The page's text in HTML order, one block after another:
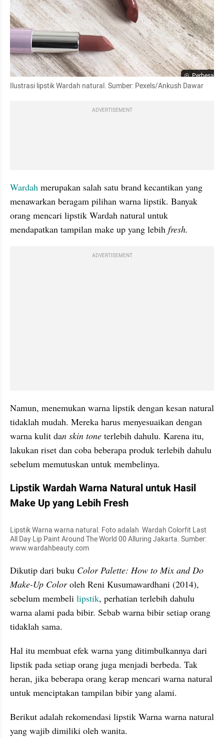
Perbesar
Ilustrasi lipstik Wardah natural. Sumber: Pexels/Ankush Dawar
ADVERTISEMENT
Wardah merupakan salah satu brand kecantikan yang
menawarkan beragam pilihan warna lipstik. Banyak
orang mencari lipstik Wardah natural untuk
mendapatkan tampilan make up yang lebih fresh.
ADVERTISEMENT
Namun, menemukan warna lipstik dengan kesan natural
tidaklah mudah. Mereka harus menyesuaikan dengan
warna kulit dan skin tone terlebih dahulu. Karena itu,
lakukan riset dan coba beberapa produk terlebih dahulu
sebelum memutuskan untuk membelinya.
Lipstik Wardah Warna Natural untuk Hasil
Make Up yang Lebih Fresh
Lipstik Warna warna natural. Foto adalah  Wardah Colorfit Last
All Day Lip Paint Around The World 00 Alluring Jakarta. Sumber:
www.wardahbeauty.com
Dikutip dari buku Color Palette: How to Mix and Do
Make-Up Color oleh Reni Kusumawardhani (2014),
sebelum membeli lipstik, perhatian terlebih dahulu
warna alami pada bibir. Sebab warna bibir setiap orang
tidaklah sama.
Hal itu membuat efek warna yang ditimbulkannya dari
lipstik pada setiap orang juga menjadi berbeda. Tak
heran, jika beberapa orang kerap mencari warna natural
untuk menciptakan tampilan bibir yang alami.
Berikut adalah rekomendasi lipstik Warna warna natural
yang wajib dimiliki oleh wanita.